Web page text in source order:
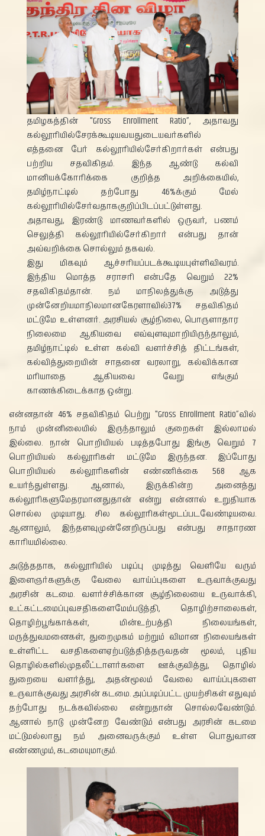
தமிழகத்தின் "Gross Enrollment Ratio”, அதாவது
கல்லூரியில்சேரக்கூடியவயதுடையவர்களில்
எத்தனை பேர் கல்லூரியில்சேர்கிறார்கள் என்பது
பற்றிய சதவிகிதம். இந்த ஆண்டு கல்வி
மானியக்கோரிக்கை குறித்த அறிக்கையில்,
தமிழ்நாட்டில் தற்போது 46%க்கும் மேல்
கல்லூரியில்சேர்வதாககுறிப்பிடப்பட்டுள்ளது.
அதாவது, இரண்டு மாணவர்களில் ஒருவர், பணம்
செலுத்தி கல்லூரியில்சேர்கிறார் என்பது தான்
அவ்வறிக்கை சொல்லும் தகவல்.
இது மிகவும் ஆச்சரியப்படக்கூடியபுள்ளிவிவரம்.
இந்திய மொத்த சராசரி என்பதே வெறும் 22%
சதவிகிதம்தான். நம் மாநிலத்துக்கு அடுத்து
முன்னேறியமாநிலமானகேரளாவில்37% சதவிகிதம்
மட்டுமே உள்ளனர். அரசியல் சூழ்நிலை, பொருளாதார
நிலைமை ஆகியவை எவ்வுளவுமாறியிருந்தாலும்,
தமிழ்நாட்டில் உள்ள கல்வி வளர்ச்சித் திட்டங்கள்,
கல்வித்துறையின் சாதனை வரலாறு, கல்விக்கான
மரியாதை ஆகியவை வேறு எங்கும்
காணக்கிடைக்காத ஒன்று.
என்னதான் 46% சதவிகிதம் பெற்று "Gross Enrollment Ratio”வில்
நாம் முன்னிலையில் இருந்தாலும் குறைகள் இல்லாமல்
இல்லை. நான் பொறியியல் படித்தபோது இங்கு வெறும் 7
பொறியியல் கல்லூரிகள் மட்டுமே இருந்தன. இப்போது
பொறியியல் கல்லூரிகளின் எண்ணிக்கை 568 ஆக
உயர்ந்துள்ளது. ஆனால், இருக்கின்ற அனைத்து
கல்லூரிகளுமேதரமானதுதான் என்று என்னால் உறுதியாக
சொல்ல முடியாது. சில கல்லூரிகள்மூடப்படவேண்டியவை.
ஆனாலும், இந்தளவுமுன்னேறிருப்பது என்பது சாதாரண
காரியமில்லை.
அடுத்ததாக, கல்லூரியில் படிப்பு முடித்து வெளியே வரும்
இளைஞர்களுக்கு வேலை வாய்ப்புகளை உருவாக்குவது
அரசின் கடமை. வளர்ச்சிக்கான சூழ்நிலையை உருவாக்கி,
உட்கட்டமைப்புவசதிகளைமேம்படுத்தி, தொழிற்சாலைகள்,
தொழிற்பூங்காக்கள், மின்உற்பத்தி நிலையங்கள்,
மருத்துவமனைகள், துறைமுகம் மற்றும் விமான நிலையங்கள்
உள்ளிட்ட வசதிகளைஏற்படுத்தித்தருவதன் மூலம், புதிய
தொழில்களில்முதலீட்டாளர்களை ஊக்குவித்து, தொழில்
துறையை வளர்த்து, அதன்மூலம் வேலை வாய்ப்புகளை
உருவாக்குவது அரசின் கடமை. அப்படிப்பட்ட முயற்சிகள் எதுவும்
தற்போது நடக்கவில்லை என்றுதான் சொல்லவேண்டும்.
ஆனால் நாடு முன்னேற வேண்டும் என்பது அரசின் கடமை
மட்டுமல்லாது நம் அனைவருக்கும் உள்ள பொதுவான
எண்ணமும், கடமையுமாகும்.